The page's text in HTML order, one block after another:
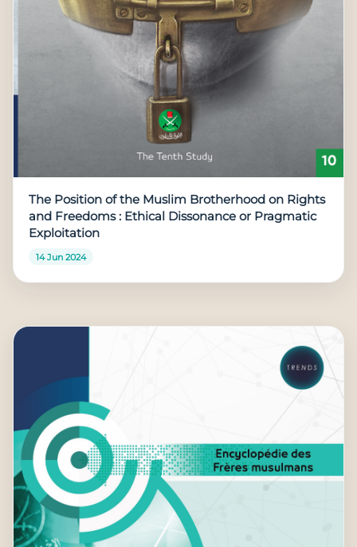
The Position of the Muslim Brotherhood on Rights
and Freedoms : Ethical Dissonance or Pragmatic
Exploitation
14 Jun 2024